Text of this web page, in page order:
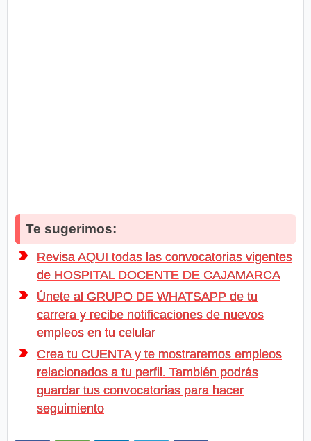
Te sugerimos:
Revisa AQUI todas las convocatorias vigentes
de HOSPITAL DOCENTE DE CAJAMARCA
Únete al GRUPO DE WHATSAPP de tu
carrera y recibe notificaciones de nuevos
empleos en tu celular
Crea tu CUENTA y te mostraremos empleos
relacionados a tu perfil. También podrás
guardar tus convocatorias para hacer
seguimiento